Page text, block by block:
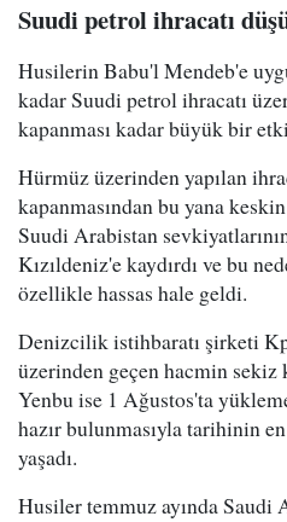
Suudi petrol ihracatı
Husilerin Babu'l Mendeb'e
kadar Suudi petrol ihracatı
kapanması kadar büyük bir
Hürmüz üzerinden yapılan
kapanmasından bu yana
Suudi Arabistan
Kızıldeniz'e kaydırdı ve bu
özellikle hassas hale geldi.
Denizcilik istihbaratı şirketi
üzerinden geçen hacmin sekiz
Yenbu ise 1 Ağustos'ta
hazır bulunmasıyla tarihinin
yaşadı.
Husiler temmuz ayında Saudi